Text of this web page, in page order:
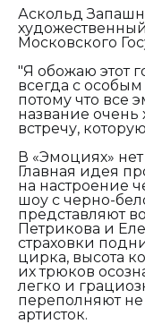
Аскольд
Московского
"Я обожаю этот
всегда с
потому что все
название очень
встречу,
В «Эмоциях»
Главная идея
на настроение
шоу с черно-
представляют
Петрикова и
страховки
цирка, высота
их трюков
легко и
переполняют не
артисток.